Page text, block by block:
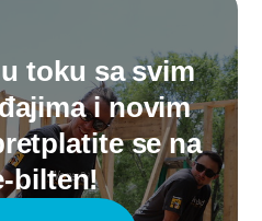
toku sa svim
i novim
se na
bilten!